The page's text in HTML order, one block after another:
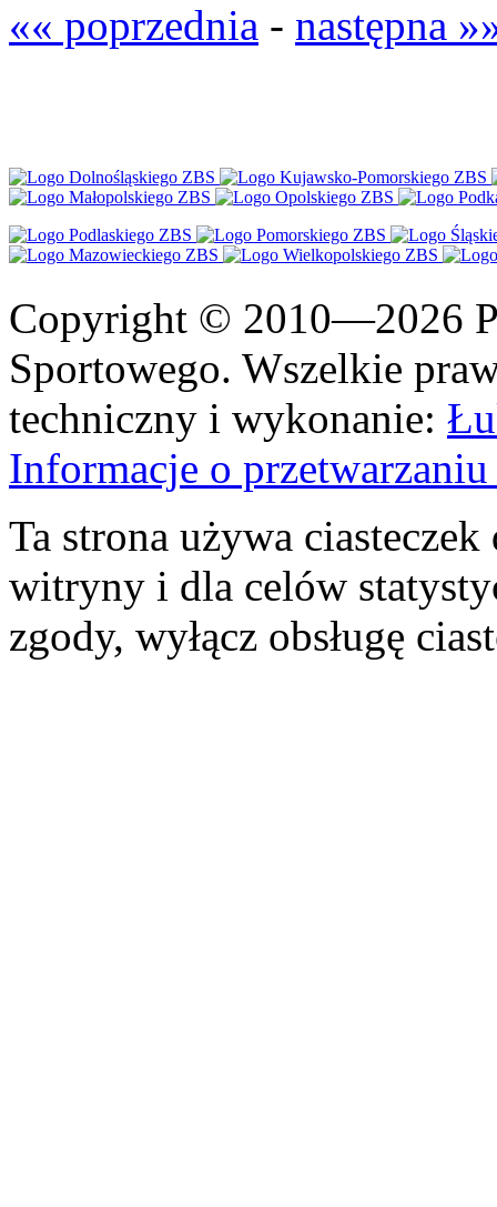
«« poprzednia - następna
Copyright © 2010—2026
Sportowego. Wszelkie
techniczny i wykonanie:
Informacje o
Ta strona używa
witryny i dla celów
zgody, wyłącz obsługę